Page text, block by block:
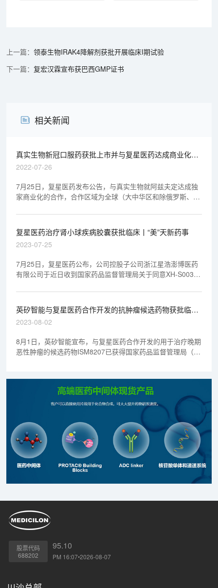
领泰生物IRAK4降解剂获批开展临床I期试验
复宏汉霖宣布获巴西GMP证书
相关新闻
真实生物新冠口服药获批上市并与复星医药达成商业化合
作丨“美”天新药事
2022-07-26
7月25日，复星医药发布公告，与真实生物就阿兹夫定达成独
家商业化的合作，合作区域为全球（大中华区和除俄罗斯、乌
议，复星医药于协议签署生效后5日内，支付1亿元人民币，就
大中华区合作应于尽调评估的7日内支付3.995亿元人民币，就
大中华区外的全球（除俄罗斯、乌克兰、巴西及其他南美洲国
家和地区）合作应于尽调评估并签订补充协议的10日内支付3
复星医药治疗肾小球疾病胶囊获批临床丨“美”天新药事
2023-07-25
7月25日，复星医药公布，公司控股子公司浙江星浩澎博医药
有限公司于近日收到国家药品监督管理局关于同意XH-S003胶
试验批准。
英矽智能与复星医药合作开发的抗肿瘤候选药物获批临床
丨“美”天新药事
2023-08-02
8月1日，英矽智能宣布，与复星医药合作开发的用于治疗晚期
恶性肿瘤的候选药物ISM8207已获得国家药品监督管理局（国
股票代码
688202
95.10
PM 16:07•2026-08-07